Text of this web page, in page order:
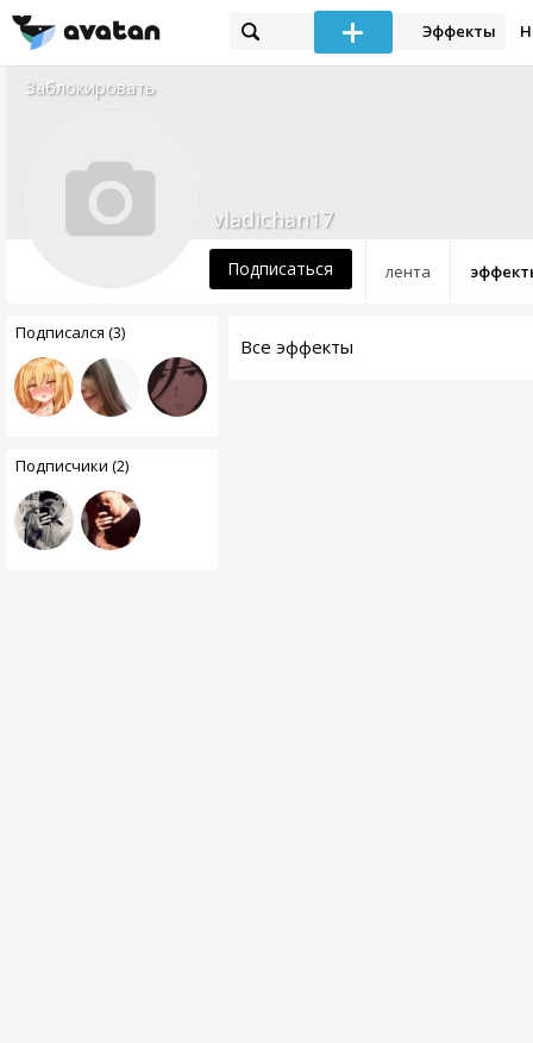
Эффекты
Заблокировать
лента
vladichan17
Подписаться
Подписался (3)
Подписчики (2)
Все эффекты